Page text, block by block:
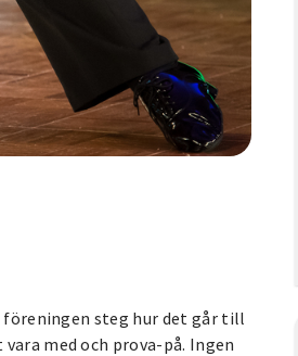
föreningen steg hur det går till
med och prova-på. Ingen